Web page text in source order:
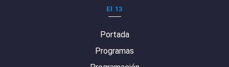
El 13
Portada
Programas